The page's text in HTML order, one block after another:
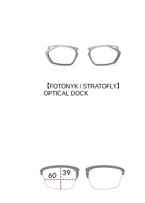
【FOTONYK / STRATOFLY】
OPTICAL DOCK